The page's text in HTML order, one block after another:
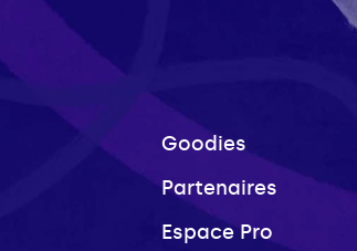
Goodies
Partenaires
Espace Pro